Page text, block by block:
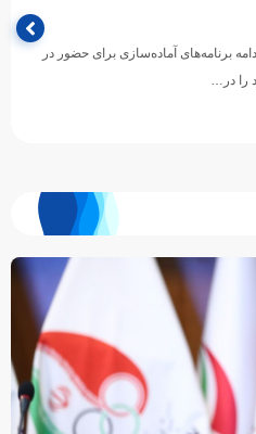
برنامه‌های آماده‌سازی برای حضور در